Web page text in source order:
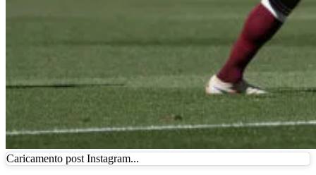
Caricamento post Instagram...